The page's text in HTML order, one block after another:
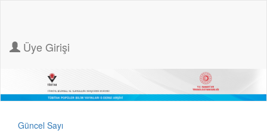
Üye Girişi
Güncel Sayı